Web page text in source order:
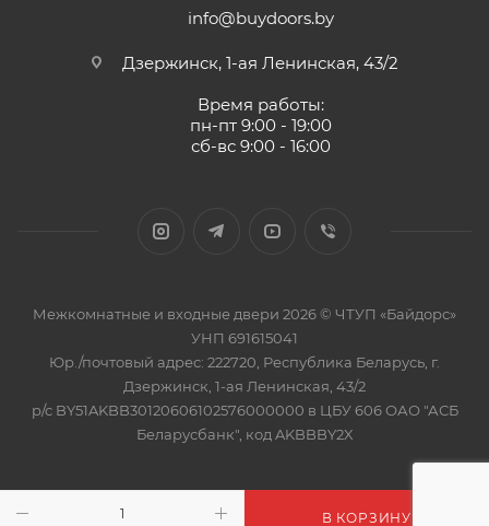
В КОРЗИНУ
info@buydoors.by
Дзержинск, 1-ая Ленинская, 43/2
Время работы:
пн-пт 9:00 - 19:00
сб-вс 9:00 - 16:00
Межкомнатные и входные двери 2026 © ЧТУП «Байдорс»
УНП 691615041
Юр./почтовый адрес: 222720, Республика Беларусь, г.
Дзержинск, 1-ая Ленинская, 43/2
р/с BY51AKBB30120606102576000000 в ЦБУ 606 ОАО "АСБ
Беларусбанк", код AKBBBY2X